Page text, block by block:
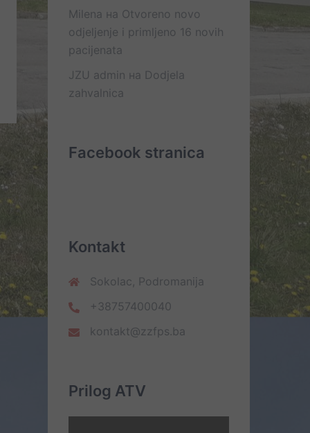
Milena на Otvoreno novo
odjeljenje i primljeno 16 novih
pacijenata
JZU admin на Dodjela
zahvalnica
Facebook stranica
Kontakt
Sokolac, Podromanija
+38757400040
kontakt@zzfps.ba
Prilog ATV